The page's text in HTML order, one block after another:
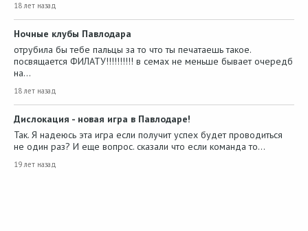
18 лет назад
Ночные клубы Павлодара
отрубила бы тебе пальцы за то что ты печатаешь такое.
посвящается ФИЛАТУ!!!!!!!!!! в семах не меньше бывает очередб
на…
18 лет назад
Дислокация - новая игра в Павлодаре!
Так. Я надеюсь эта игра если получит успех будет проводиться
не один раз? И еще вопрос. сказали что если команда то…
19 лет назад